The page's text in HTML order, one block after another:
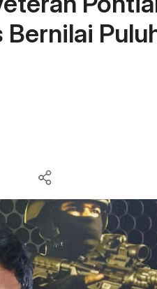
Bernilai